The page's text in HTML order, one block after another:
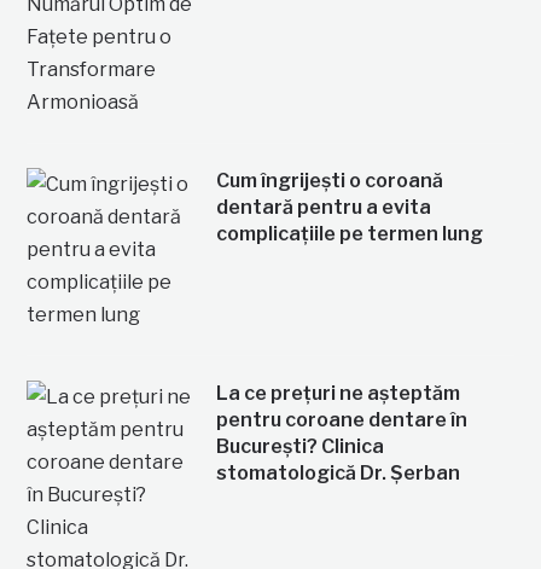
Cum îngrijești o coroană
dentară pentru a evita
complicațiile pe termen lung
La ce prețuri ne așteptăm
pentru coroane dentare în
București? Clinica
stomatologică Dr. Șerban